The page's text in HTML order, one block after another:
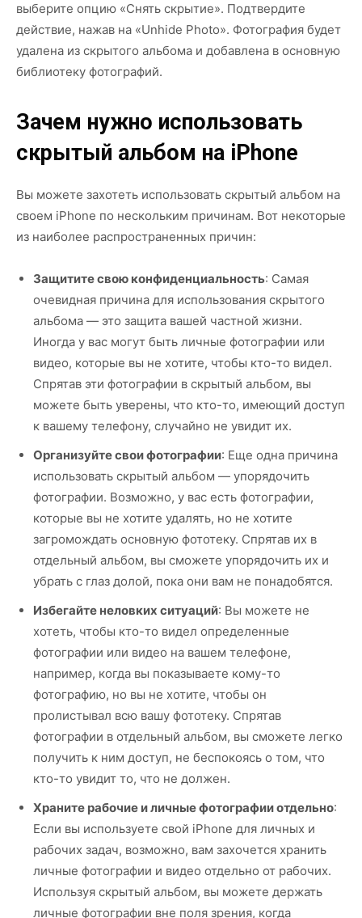
выберите опцию «Снять скрытие». Подтвердите
действие, нажав на «Unhide Photo». Фотография будет
удалена из скрытого альбома и добавлена в основную
библиотеку фотографий.
Зачем нужно использовать
скрытый альбом на iPhone
Вы можете захотеть использовать скрытый альбом на
своем iPhone по нескольким причинам. Вот некоторые
из наиболее распространенных причин:
Защитите свою конфиденциальность: Самая
очевидная причина для использования скрытого
альбома — это защита вашей частной жизни.
Иногда у вас могут быть личные фотографии или
видео, которые вы не хотите, чтобы кто-то видел.
Спрятав эти фотографии в скрытый альбом, вы
можете быть уверены, что кто-то, имеющий доступ
к вашему телефону, случайно не увидит их.
Организуйте свои фотографии: Еще одна причина
использовать скрытый альбом — упорядочить
фотографии. Возможно, у вас есть фотографии,
которые вы не хотите удалять, но не хотите
загромождать основную фототеку. Спрятав их в
отдельный альбом, вы сможете упорядочить их и
убрать с глаз долой, пока они вам не понадобятся.
Избегайте неловких ситуаций: Вы можете не
хотеть, чтобы кто-то видел определенные
фотографии или видео на вашем телефоне,
например, когда вы показываете кому-то
фотографию, но вы не хотите, чтобы он
пролистывал всю вашу фототеку. Спрятав
фотографии в отдельный альбом, вы сможете легко
получить к ним доступ, не беспокоясь о том, что
кто-то увидит то, что не должен.
Храните рабочие и личные фотографии отдельно:
Если вы используете свой iPhone для личных и
рабочих задач, возможно, вам захочется хранить
личные фотографии и видео отдельно от рабочих.
Используя скрытый альбом, вы можете держать
личные фотографии вне поля зрения, когда